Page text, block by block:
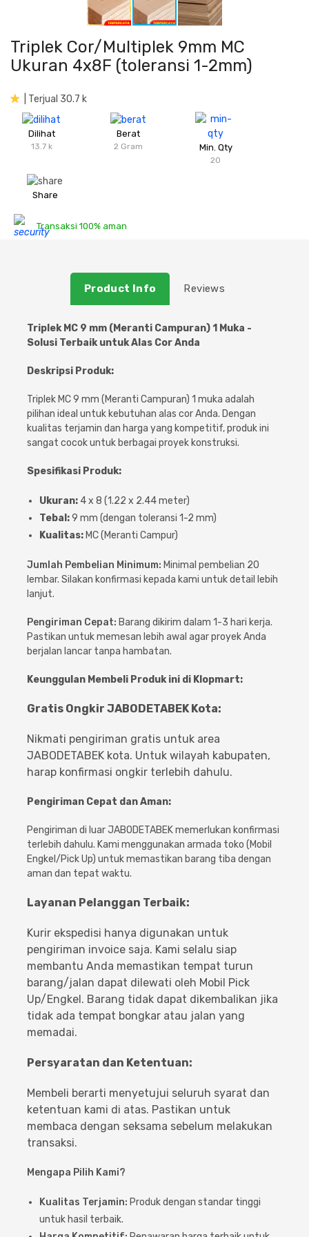
Plafon & Partisi
Sanitari & Aksesorisnya
Peralatan & Perkakas
Material Alam
Besi Profil & Plat
Besi Profil & Baja
Sistem Elektrikal
Pompa dan Pipa
Triplek Cor/Multiplek 9mm MC
Ukuran 4x8F (toleransi 1-2mm)
| Terjual 30.7 k
Dilihat
13.7 k
Berat
2 Gram Min. Qty
20
Share
Transaksi 100% aman
Product Info Reviews
Triplek MC 9 mm (Meranti Campuran) 1 Muka -
Solusi Terbaik untuk Alas Cor Anda
Deskripsi Produk:
Triplek MC 9 mm (Meranti Campuran) 1 muka adalah
pilihan ideal untuk kebutuhan alas cor Anda. Dengan
kualitas terjamin dan harga yang kompetitif, produk ini
sangat cocok untuk berbagai proyek konstruksi.
Spesifikasi Produk:
Ukuran: 4 x 8 (1.22 x 2.44 meter)
Tebal:9 mm (dengan toleransi 1-2 mm)
Kualitas: MC (Meranti Campur)
Jumlah Pembelian Minimum: Minimal pembelian 20
lembar. Silakan konfirmasi kepada kami untuk detail lebih
lanjut.
Pengiriman Cepat: Barang dikirim dalam 1-3 hari kerja.
Pastikan untuk memesan lebih awal agar proyek Anda
berjalan lancar tanpa hambatan.
Keunggulan Membeli Produk ini di Klopmart:
Gratis Ongkir JABODETABEK Kota:
Nikmati pengiriman gratis untuk area
JABODETABEK kota. Untuk wilayah kabupaten,
harap konfirmasi ongkir terlebih dahulu.
Pengiriman Cepat dan Aman:
Pengiriman di luar JABODETABEK memerlukan konfirmasi
terlebih dahulu. Kami menggunakan armada toko (Mobil
Engkel/Pick Up) untuk memastikan barang tiba dengan
aman dan tepat waktu.
Layanan Pelanggan Terbaik:
Kurir ekspedisi hanya digunakan untuk
pengiriman invoice saja. Kami selalu siap
membantu Anda memastikan tempat turun
barang/jalan dapat dilewati oleh Mobil Pick
Up/Engkel. Barang tidak dapat dikembalikan jika
tidak ada tempat bongkar atau jalan yang
memadai.
Persyaratan dan Ketentuan:
Membeli berarti menyetujui seluruh syarat dan
ketentuan kami di atas. Pastikan untuk
membaca dengan seksama sebelum melakukan
transaksi.
Mengapa Pilih Kami?
Kualitas Terjamin: Produk dengan standar tinggi
untuk hasil terbaik.